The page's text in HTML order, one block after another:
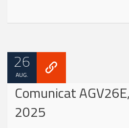
26
AUG.
Comunicat
2025